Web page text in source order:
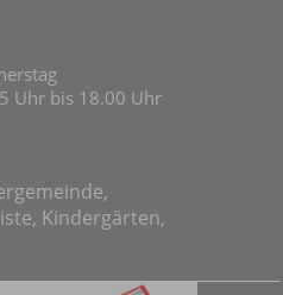
Uhr bis 18.00 Uhr
,
, Kindergärten,